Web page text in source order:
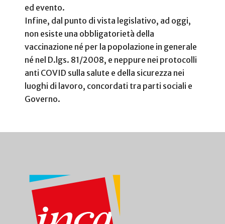
ed evento.
Infine, dal punto di vista legislativo, ad oggi,
non esiste una obbligatorietà della
vaccinazione né per la popolazione in generale
né nel D.lgs. 81/2008, e neppure nei protocolli
anti COVID sulla salute e della sicurezza nei
luoghi di lavoro, concordati tra parti sociali e
Governo.